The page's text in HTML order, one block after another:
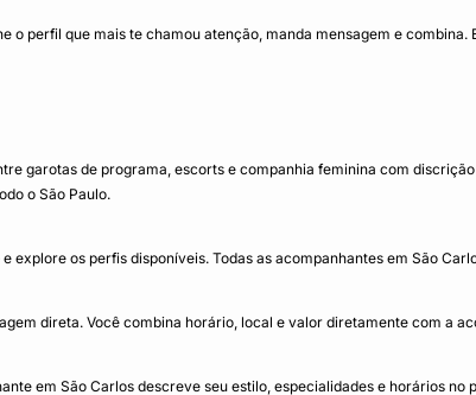
perfil que mais te chamou atenção, manda mensagem e
garotas de programa, escorts e companhia feminina com
o São Paulo.
os perfis disponíveis. Todas as acompanhantes em São
direta. Você combina horário, local e valor diretamente com a
em São Carlos descreve seu estilo, especialidades e horários no